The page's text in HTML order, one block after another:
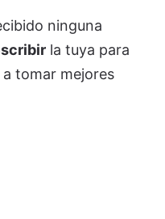
ninguna
la tuya para
tomar mejores